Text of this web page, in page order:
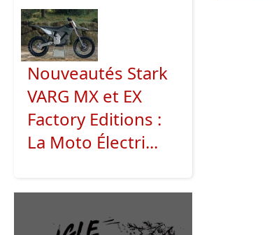
Nouveautés Stark
VARG MX et EX
Factory Editions :
La Moto Électri...